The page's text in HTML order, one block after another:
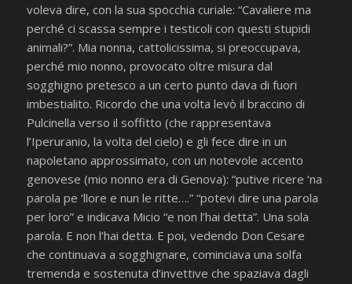
voleva dire, con la sua spocchia curiale: “Cavaliere ma
perché ci scassa sempre i testicoli con questi stupidi
animali?”. Mia nonna, cattolicissima, si preoccupava,
perché mio nonno, provocato oltre misura dal
sogghigno pretesco a un certo punto dava di fuori
imbestialito. Ricordo che una volta levò il braccino di
Pulcinella verso il soffitto (che rappresentava
l’Iperuranio, la volta del cielo) e gli fece dire in un
napoletano approssimato, con un notevole accento
genovese (mio nonno era di Genova): “putive ricere ‘na
parola pe ‘llore e nun le ritte….” “potevi dire una parola
per loro” e indicava Micio “e non l’hai detta”. Una sola
parola. E non l’hai detta. E poi, vedendo Don Cesare
che continuava a sogghignare, cominciava una solfa
tremenda e sostenuta d’invettive che spaziava dagli